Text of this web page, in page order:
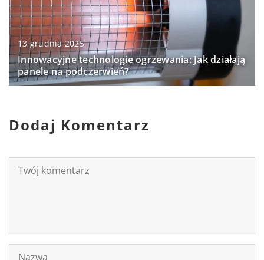
13 grudnia 2025
Innowacyjne technologie ogrzewania: Jak działają
panele na podczerwień?
Dodaj Komentarz